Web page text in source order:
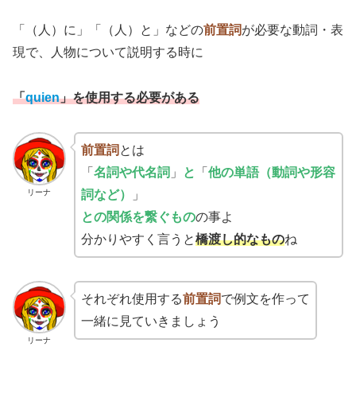
「（人）に」「（人）と」などの前置詞が必要な動詞・表
現で、人物について説明する時に
「quien」を使用する必要がある
リーナ
前置詞 とは
「 名詞や代名詞 」 と 「 他の単語（動詞や形容
詞など）
」
との関係を繋ぐものの事よ
分かりやすく言うと橋渡し的なものね
リーナ
それぞれ使用する前置詞で例文を作って
一緒に見ていきましょう